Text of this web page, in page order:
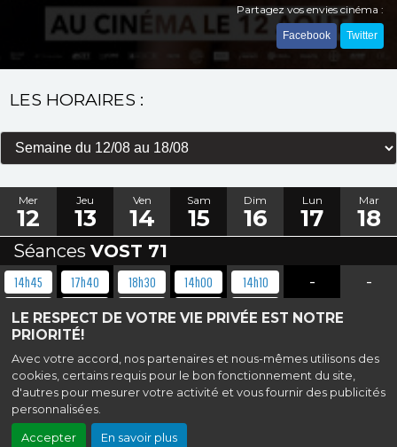
LE RESPECT DE VOTRE VIE PRIVÉE EST NOTRE
PRIORITÉ!
Avec votre accord, nos partenaires et nous-mêmes utilisons des
cookies, certains requis pour le bon fonctionnement du site,
d'autres pour mesurer votre activité et vous fournir des publicités
personnalisées.
Accepter En savoir plus
Partagez vos envies cinéma :
Facebook Twitter
LES HORAIRES :
Mer
12
Jeu
13
Ven
14
Sam
15
Dim
16
Lun
17
Mar
18
Séances VOST 71
14h45
17h15
17h40
20h50
18h30
20h20
14h00
20h30
14h10
18h40
- -
Haut de page
Cinéma public de Saint-Denis,14 Passage de l'Aqueduc, 93200 Saint-
Mentions légales|Contact